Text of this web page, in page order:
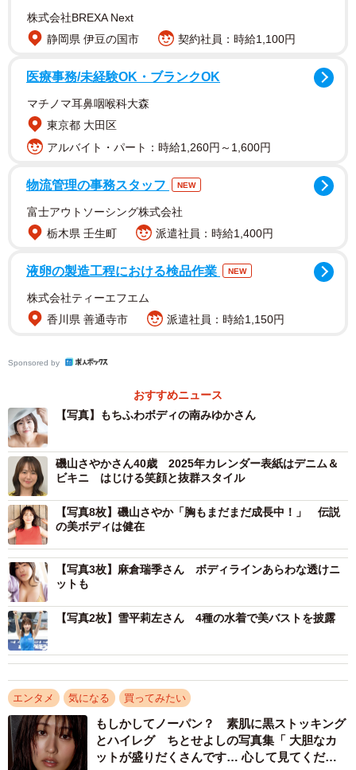
株式会社BREXA Next
静岡県 伊豆の国市
契約社員：時給1,100円
医療事務/未経験OK・ブランクOK
マチノマ耳鼻咽喉科大森
東京都 大田区
アルバイト・パート：時給1,260円～1,600円
物流管理の事務スタッフ NEW
富士アウトソーシング株式会社
栃木県 壬生町
派遣社員：時給1,400円
液卵の製造工程における検品作業 NEW
株式会社ティーエフエム
香川県 善通寺市
派遣社員：時給1,150円
Sponsored by
おすすめニュース
【写真】もちふわボディの南みゆかさん
磯山さやかさん40歳 2025年カレンダー表紙はデニム＆
ビキニ はじける笑顔と抜群スタイル
【写真8枚】磯山さやか「胸もまだまだ成長中！」 伝説
の美ボディは健在
【写真3枚】麻倉瑞季さん ボディラインあらわな透けニ
ットも
【写真2枚】雪平莉左さん 4種の水着で美バストを披露
エンタメ 気になる 買ってみたい
もしかしてノーパン？ 素肌に黒ストッキング
とハイレグ ちとせよしの写真集「 大胆なカ
ットが盛りだくさんです… 心して見てくださ